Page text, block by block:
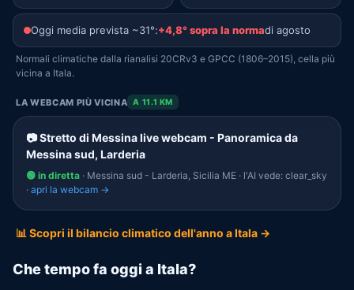
Oggi media prevista ~31°:+4,8° sopra la normadi agosto
Normali climatiche dalla rianalisi 20CRv3 e GPCC (1806–2015), cella più
vicina a Itala.
LA WEBCAM PIÙ VICINA A 11.1 KM
📷 Stretto di Messina live webcam - Panoramica da
Messina sud, Larderia
🟢 in diretta · Messina sud - Larderia, Sicilia ME · l'AI vede: clear_sky
· apri la webcam →
📊 Scopri il bilancio climatico dell'anno a Itala →
Che tempo fa oggi a Itala?